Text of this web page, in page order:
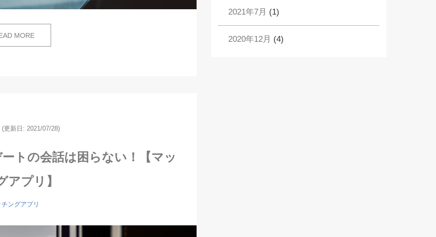
MORE
(更新日: 2021/07/28)
トの会話は困らない！【マッ
アプリ】
ングアプリ
2021年7月 (1)
2020年12月 (4)